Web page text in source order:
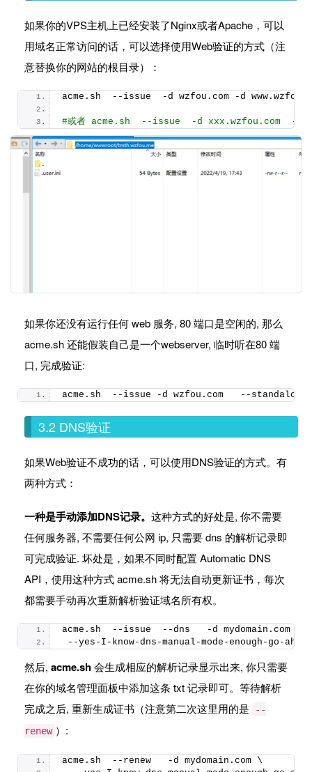
如果你的VPS主机上已经安装了Nginx或者Apache，可以
用域名正常访问的话，可以选择使用Web验证的方式（注
意替换你的网站的根目录）：
acme. sh
  --issue  -d wzfou.
com -d www.wzfou
#或者 acme.sh  --issue  -d xxx.wzfou.com  --
如果你还没有运行任何 web 服务, 80 端口是空闲的, 那么
acme.sh 还能假装自己是一个webserver, 临时听在80 端
口, 完成验证:
acme. sh
  --issue -d wzfou.
com
   --standalone
3.2 DNS验证
如果Web验证不成功的话，可以使用DNS验证的方式。有
两种方式：
一种是手动添加DNS记录。 这种方式的好处是, 你不需要
任何服务器, 不需要任何公网 ip, 只需要 dns 的解析记录即
可完成验证. 坏处是，如果不同时配置 Automatic DNS
API，使用这种方式 acme.sh 将无法自动更新证书，每次
都需要手动再次重新解析验证域名所有权。
acme. sh
  --issue  --dns   -d mydomain.
com
--yes-I-know-dns-manual-mode-enough-go-
然后, acme.sh会生成相应的解析记录显示出来, 你只需要
在你的域名管理面板中添加这条 txt 记录即可。等待解析
完成之后, 重新生成证书（注意第二次这里用的是
--
renew ）:
acme. sh
  --renew   -d mydomain.
com \